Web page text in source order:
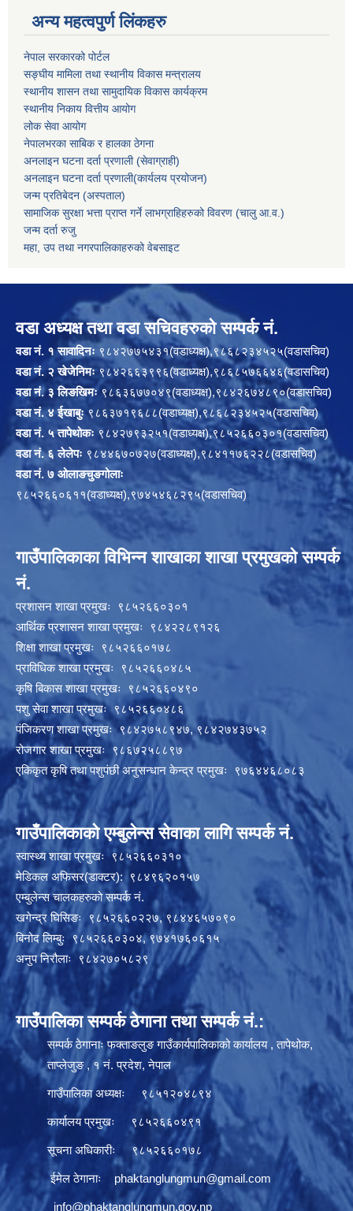
अन्य महत्वपुर्ण लिंकहरु
नेपाल सरकारको पोर्टल
सङ्घीय मामिला तथा स्थानीय विकास मन्त्रालय
स्थानीय शासन तथा सामुदायिक विकास कार्यक्रम
स्थानीय निकाय वित्तीय आयोग
लोक सेवा आयोग
नेपालभरका साबिक र हालका ठेगना
अनलाइन घटना दर्ता प्रणाली (सेवाग्राही)
अनलाइन घटना दर्ता प्रणाली(कार्यलय प्रयोजन)
जन्म प्रतिबेदन (अस्पताल)
सामाजिक सुरक्षा भत्ता प्राप्त गर्ने लाभग्राहिहरुको विवरण (चालु आ.व.)
जन्म दर्ता रुजु
महा, उप तथा नगरपालिकाहरुको वेबसाइट
वडा अध्यक्ष तथा वडा सचिवहरुको सम्पर्क नं.
वडा नं. १ सावादिनः ९८४२७७५४३१(वडाध्यक्ष),९८६८२३४५२५(वडासचिव)
वडा नं. २ खेजेनिमः९८४२६६३९९६(वडाध्यक्ष),९८६८५७६६४६(वडासचिव)
वडा नं. ३ लिङखिमः९८६३६७७०४९(वडाध्यक्ष),९८४२६७४८९०(वडासचिव)
वडा नं. ४ ईखाबुः९८६३७१९६८८(वडाध्यक्ष),९८६८२३४५२५(वडासचिव)
वडा नं. ५ तापेथोकः ९८४२७९३२५१(वडाध्यक्ष),९८५२६६०३०१(वडासचिव)
वडा नं. ६ लेलेपः ९८४४६७०७२७(वडाध्यक्ष),९८४११७६२२८(वडासचिव)
वडा नं. ७ ओलाङचुङगोलाः
९८५२६६०६११(वडाध्यक्ष),९७४५४६८२९५(वडासचिव)
गाउँपालिकाका विभिन्न शाखाका शाखा प्रमुखको सम्पर्क
नं.
प्रशासन शाखा प्रमुखः ९८५२६६०३०१
आर्थिक प्रशासन शाखा प्रमुखः ९८४२२८९१२६
शिक्षा शाखा प्रमुखः ९८५२६६०१७८
प्राविधिक शाखा प्रमुखः ९८५२६६०४८५
कृषि बिकास शाखा प्रमुखः ९८५२६६०४९०
पशु सेवा शाखा प्रमुखः ९८५२६६०४८६
पंजिकरण शाखा प्रमुखः ९८४२७५८९४७, ९८४२७४३७५२
रोजगार शाखा प्रमुखः ९८६७२५८८९७
एकिकृत कृषि तथा पशुपंछी अनुसन्धान केन्द्र प्रमुखः ९७६४४६८०८३
गाउँपालिकाको एम्बुलेन्स सेवाका लागि सम्पर्क नं.
स्वास्थ्य शाखा प्रमुखः ९८५२६६०३१०
मेडिकल अफिसर(डाक्टर): ९८४९६२०१५७
एम्बुलेन्स चालकहरुको सम्पर्क नं.
खगेन्द्र घिसिङः ९८५२६६०२२७, ९८४४६५७०९०
बिनोद लिम्बुः ९८५२६६०३०४, ९७४१७६०६१५
अनुप निरौलाः ९८४२७०५८२९
गाउँपालिका सम्पर्क ठेगाना तथा सम्पर्क नं.:
सम्पर्क ठेगानाः फक्ताङलुङ गाउँकार्यपालिकाको कार्यालय , तापेथोक,
ताप्लेजुङ , १ नं. प्रदेश, नेपाल
गाउँपालिका अध्यक्षः ९८५१२०४८९४
कार्यालय प्रमुखः ९८५२६६०४९१
सूचना अधिकारीः ९८५२६६०१७८
ईमेल ठेगानाः phaktanglungmun@gmail.com
info@phaktanglungmun.gov.np